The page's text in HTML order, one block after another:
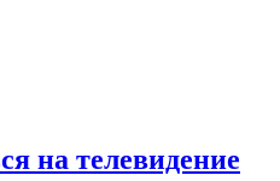
на телевидение